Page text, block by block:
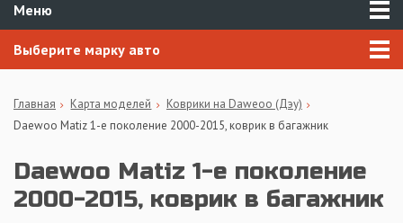
Меню
Выберите марку авто
Главная Карта моделей
Коврики на Daweoo (Дэу)
Daewoo Matiz 1-е поколение 2000-2015, коврик в багажник
Daewoo Matiz 1-е поколение
2000-2015, коврик в багажник